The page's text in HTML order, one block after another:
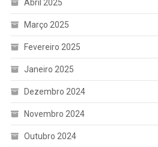
Abril 2025
Março 2025
Fevereiro 2025
Janeiro 2025
Dezembro 2024
Novembro 2024
Outubro 2024